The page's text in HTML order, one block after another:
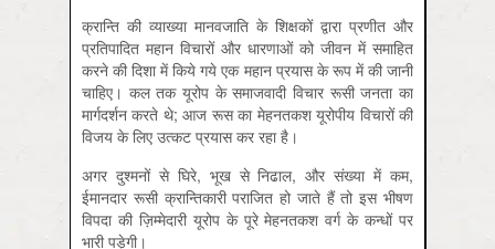
क्रान्ति की व्याख्या मानवजाति के शिक्षकों द्वारा प्रणीत और
प्रतिपादित महान विचारों और धारणाओं को जीवन में समाहित
करने की दिशा में किये गये एक महान प्रयास के रूप में की जानी
चाहिए। कल तक यूरोप के समाजवादी विचार रूसी जनता का
मार्गदर्शन करते थे; आज रूस का मेहनतकश यूरोपीय विचारों की
विजय के लिए उत्कट प्रयास कर रहा है।
अगर दुश्मनों से घिरे, भूख से निढाल, और संख्या में कम,
ईमानदार रूसी क्रान्तिकारी पराजित हो जाते हैं तो इस भीषण
विपदा की ज़िम्मेदारी यूरोप के पूरे मेहनतकश वर्ग के कन्धों पर
भारी पड़ेगी।